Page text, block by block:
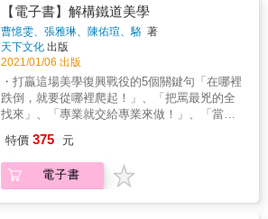
也推出體驗式的實體店，打造全新的購物經
驗。 ▍我還有更多關於屈臣氏的問題，應該如
何是好？ &rarr; 馬上將《街角的藥妝龍頭》放
入你的「購物車」，解開更多關於屈臣氏的疑
惑。 & 本書特色 & ★ 詳細檢視屈臣氏180年的
歷史，一探屈臣氏如何挺過辛亥革命、二戰、
金融危機、新冠疫情等事件，化危機為轉機。
同體驗風雲變幻的商場拚搏，也跟著經歷大時
代的驚心動魄。 ★ 從屈臣氏的策略中掌握零售
購物趨勢，了解屈臣氏如何保持領先地位於不
敗，讓自己的企業管理知識更上層樓。
沃博聯與第排名第三的CVS藥妝店。
&hellip;&hellip;查看更多 & █ 常見問題 ▍大稻
埕迪化街的「屈臣氏大藥房」，跟現在的屈臣
氏相同嗎？ &rarr; 由當時代理屈臣氏商品的商
人所建，並使用其商標，隨後屈臣氏正式委託
其他業者代理，因此而發生經營權訴訟。 ▍香
港為何有條「屈臣氏道」？跟屈臣氏有關係
嗎？ &rarr; 香港的「屈臣氏道」正是為了紀念
屈臣氏創辦人之一的屈臣氏醫生而命名。 ▍屈
生存下來？ &rarr; 屈臣氏擁有強大的彈性與應
變能力，專注藥妝本業並積極擴張，不斷改良
與強化其健全的企業體質。 ▍屈臣氏如何應對
場與生活型態，展現強大的效益與影響力。透
過臺鐵團隊和外部營運者的不同專業視角，感
受傳統的百年組織投入資產開發領域，所遇到
的困境與解決之道，從一步一腳印中，也逐步
擘劃不同型態與特色的車站城市，帶領旅行與
工作中的人們，迎接便利又具競爭力的新未
來。
【電子書】解構鐵道美學
曹憶雯、張雅琳、陳佑瑄、駱 著
天下文化 出版
2021/01/06 出版
・打贏這場美學復興戰役的5個關鍵句「在哪裡
跌倒，就要從哪裡爬起！」、「把罵最兇的全
找來」、「專業就交給專業來做！」、「當美
「如果臺鐵可以反轉，公部門的美學不再有藉
口。」每一句都深深打動、激勵1萬7千名臺鐵
員工的心。・美學改革從2種理論出發善用「小
特價 375 元
電子書